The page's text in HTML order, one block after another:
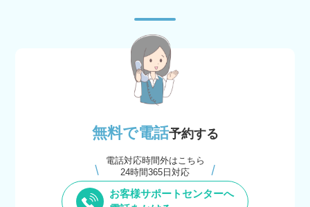
無料で電話予約する
電話対応時間外はこちら
24時間365日対応
お客様サポートセンターへ